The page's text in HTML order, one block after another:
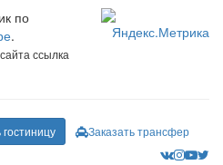
по
.
ссылка
Заказать трансфер